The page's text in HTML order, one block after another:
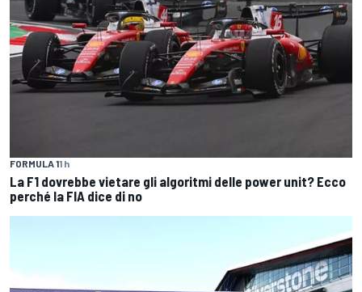
FORMULA 11 h
La F1 dovrebbe vietare gli algoritmi delle power unit? Ecco
perché la FIA dice di no